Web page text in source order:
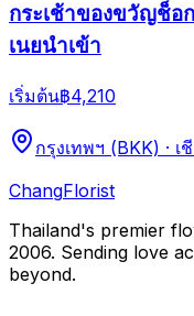
กระเช้าของขวัญช็อ
เนยนำเข้า
เริ่มต้น฿4,210
กรุงเทพฯ (BKK) ·
ChangFlorist
Thailand's premier
2006. Sending love
beyond.